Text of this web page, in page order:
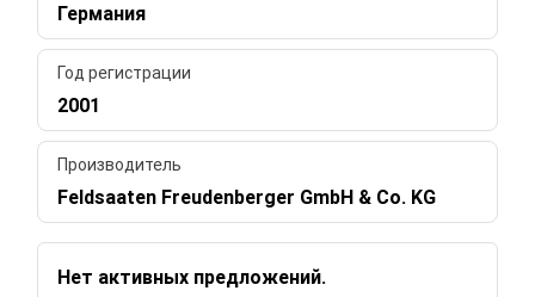
Германия
Год регистрации
2001
Производитель
Feldsaaten Freudenberger GmbH & Co. KG
Нет активных предложений.